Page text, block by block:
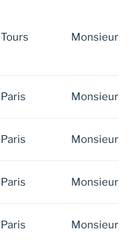
Tours Monsieur
Paris Monsieur
Paris Monsieur
Paris Monsieur
Paris Monsieur